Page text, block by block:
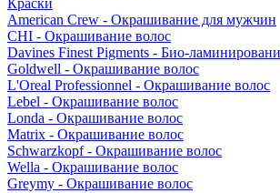
Краски
American Crew - Окрашивание для мужчин
CHI - Окрашивание волос
Davines Finest Pigments - Био-
Goldwell - Окрашивание волос
L'Oreal Professionnel - Окрашивание волос
Lebel - Окрашивание волос
Londa - Окрашивание волос
Matrix - Окрашивание волос
Schwarzkopf - Окрашивание волос
Wella - Окрашивание волос
Greymy - Окрашивание волос